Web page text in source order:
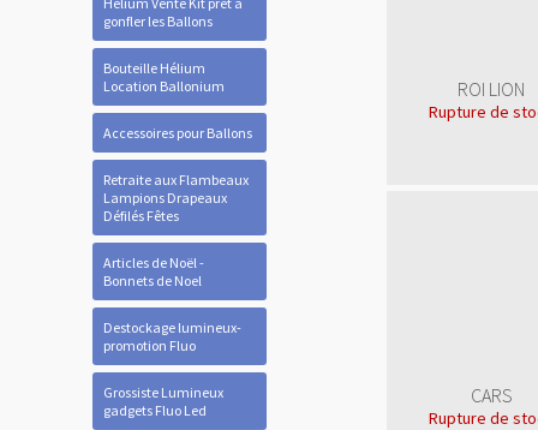
gonfler les Ballons
Bouteille Hélium
Location Ballonium
Accessoires pour Ballons
Retraite aux Flambeaux
Lampions Drapeaux
Défilés Fêtes
Articles de Noël -
Bonnets de Noel
Destockage lumineux-
promotion Fluo
Grossiste Lumineux
gadgets Fluo Led
ROI LION
Rupture de
CARS
Rupture de